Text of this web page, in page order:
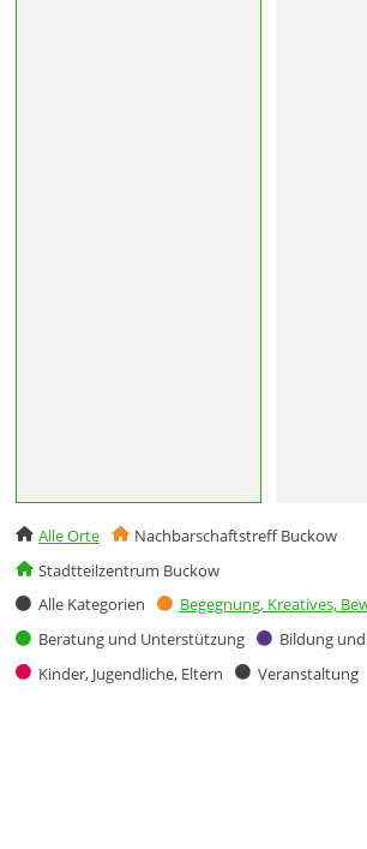
Alle Orte
Nachbarschaftstreff Buckow
Stadtteilzentrum Buckow
Alle Kategorien
Begegnung, Kreatives,
Beratung und Unterstützung
Bildung
Kinder, Jugendliche, Eltern
Veranstaltung